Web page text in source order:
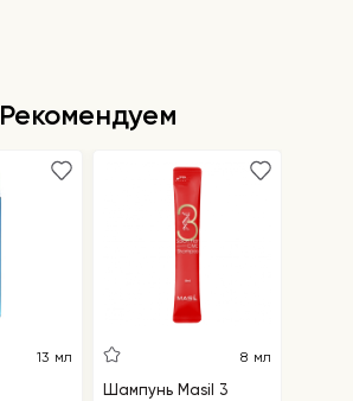
Рекомендуем
13 мл 8 мл
Шампунь Masil 3